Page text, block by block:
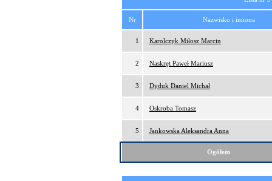
Nr Nazwisko i imiona
1 Karolczyk Miłosz Marcin
2 Naskręt Paweł Mariusz
3 Dyduk Daniel Michał
4 Oskroba Tomasz
5 Jankowska Aleksandra Anna
Ogółem